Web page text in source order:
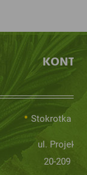
Stokrotka
ul.
20-209